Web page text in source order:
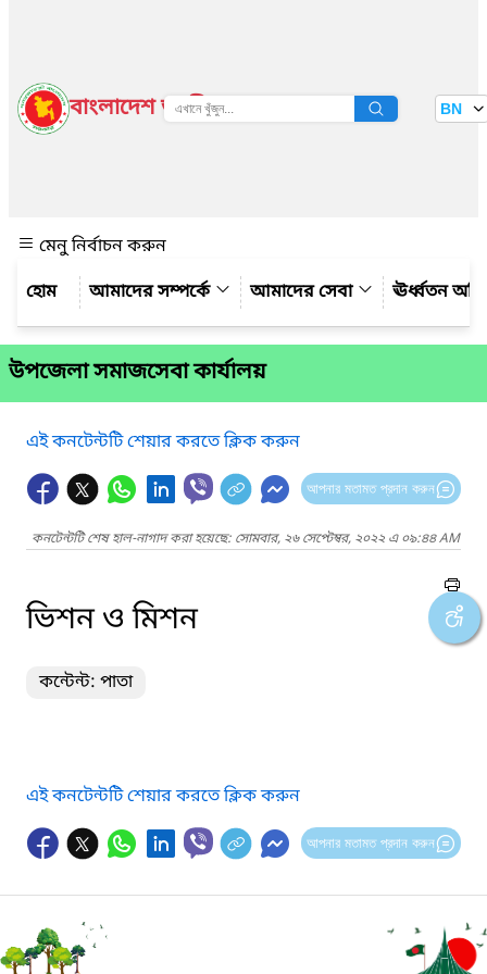
বাংলাদেশ জাতীয় তথ্য বাতায়ন BN
মেনু নির্বাচন করুন
আমাদের সম্পর্কে
আমাদের সেবা ঊর্ধ্বতন
উপজেলা সমাজসেবা কার্যালয়
এই কনটেন্টটি শেয়ার করতে ক্লিক করুন
আপনার মতামত প্রদান করুন
কনটেন্টটি শেষ হাল-নাগাদ করা হয়েছে: সোমবার, ২৬ সেপ্টেম্বর, ২০২২ এ ০৯:৪৪ AM
ভিশন ও মিশন
কন্টেন্ট: পাতা
এই কনটেন্টটি শেয়ার করতে ক্লিক করুন
আপনার মতামত প্রদান করুন